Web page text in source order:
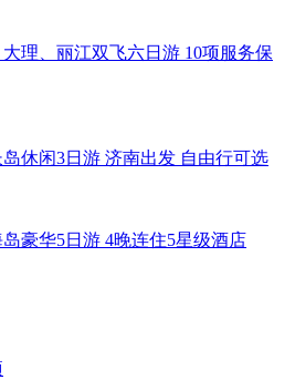
理、丽江双飞六日游 10项服务保
岛休闲3日游 济南出发 自由行可选
豪华5日游 4晚连住5星级酒店